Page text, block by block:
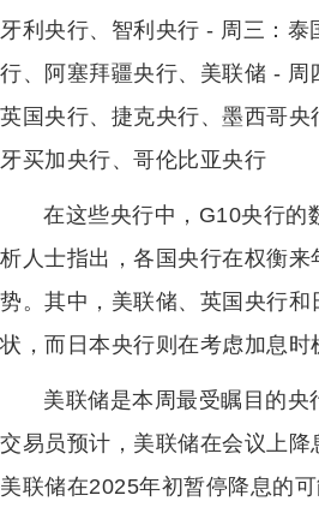
牙利央行、智利央行 - 周三：
行、阿塞拜疆央行、美联储 - 周
英国央行、捷克央行、墨西哥央
牙买加央行、哥伦比亚央行
在这些央行中，G10央行的
析人士指出，各国央行在权衡
势。其中，美联储、英国央行
状，而日本央行则在考虑加息时
美联储是本周最受瞩目的
交易员预计，美联储在会议上
美联储在2025年初暂停降息的